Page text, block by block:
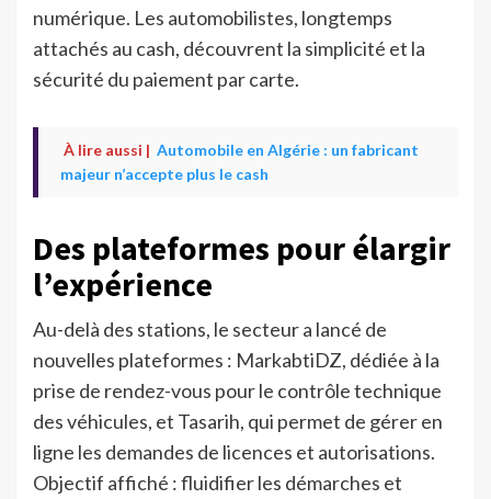
numérique. Les automobilistes, longtemps
attachés au cash, découvrent la simplicité et la
sécurité du paiement par carte.
À lire aussi | Automobile en Algérie : un fabricant
majeur n’accepte plus le cash
Des plateformes pour élargir
l’expérience
Au-delà des stations, le secteur a lancé de
nouvelles plateformes : MarkabtiDZ, dédiée à la
prise de rendez-vous pour le contrôle technique
des véhicules, et Tasarih, qui permet de gérer en
ligne les demandes de licences et autorisations.
Objectif affiché : fluidifier les démarches et